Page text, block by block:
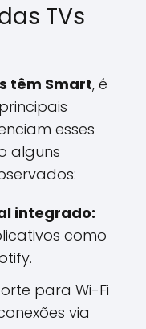
TVs
têm Smart, é
esses
alguns
integrado:
como
para Wi-Fi
via